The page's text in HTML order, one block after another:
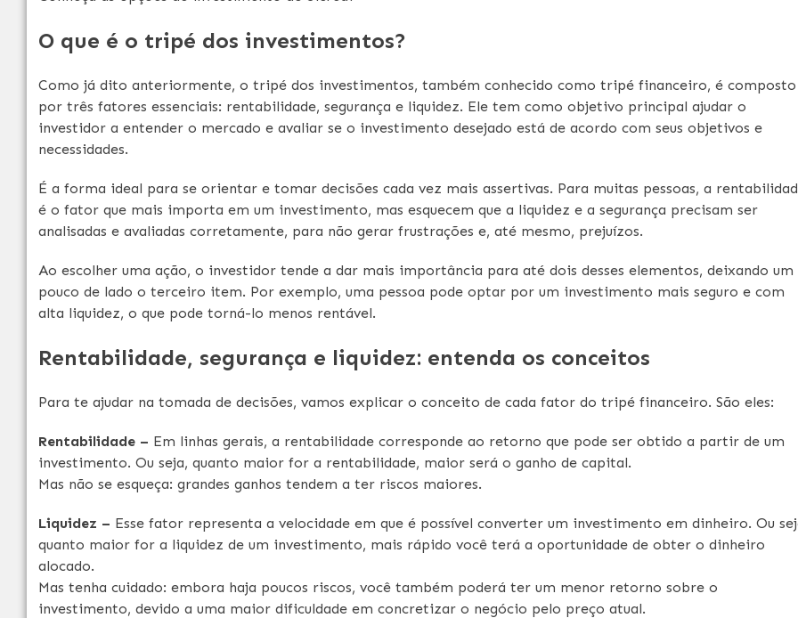
O que é o tripé dos investimentos?
Como já dito anteriormente, o tripé dos investimentos, também conhecido como tripé financeiro, é composto
por três fatores essenciais: rentabilidade, segurança e liquidez. Ele tem como objetivo principal ajudar o
investidor a entender o mercado e avaliar se o investimento desejado está de acordo com seus objetivos e
necessidades.
É a forma ideal para se orientar e tomar decisões cada vez mais assertivas. Para muitas pessoas, a
é o fator que mais importa em um investimento, mas esquecem que a liquidez e a segurança precisam ser
analisadas e avaliadas corretamente, para não gerar frustrações e, até mesmo, prejuízos.
Ao escolher uma ação, o investidor tende a dar mais importância para até dois desses elementos, deixando um
pouco de lado o terceiro item. Por exemplo, uma pessoa pode optar por um investimento mais seguro e com
alta liquidez, o que pode torná-lo menos rentável.
Rentabilidade, segurança e liquidez: entenda os conceitos
Para te ajudar na tomada de decisões, vamos explicar o conceito de cada fator do tripé financeiro. São eles:
Rentabilidade – Em linhas gerais, a rentabilidade corresponde ao retorno que pode ser obtido a partir de um
investimento. Ou seja, quanto maior for a rentabilidade, maior será o ganho de capital.
Mas não se esqueça: grandes ganhos tendem a ter riscos maiores.
Liquidez – Esse fator representa a velocidade em que é possível converter um investimento em dinheiro. Ou
quanto maior for a liquidez de um investimento, mais rápido você terá a oportunidade de obter o dinheiro
alocado.
Mas tenha cuidado: embora haja poucos riscos, você também poderá ter um menor retorno sobre o
investimento, devido a uma maior dificuldade em concretizar o negócio pelo preço atual.